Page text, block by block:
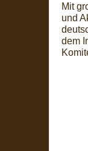
Mit
und
dem